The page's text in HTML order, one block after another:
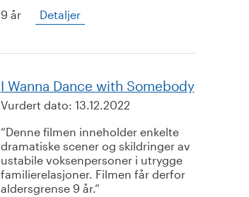
9 år
Detaljer
I Wanna Dance with Somebody
Vurdert dato: 13.12.2022
Denne filmen inneholder enkelte
dramatiske scener og skildringer av
ustabile voksenpersoner i utrygge
familierelasjoner. Filmen får derfor
aldersgrense 9 år.